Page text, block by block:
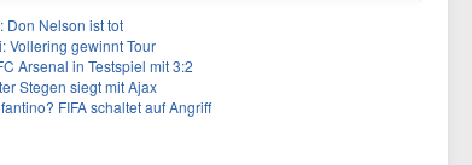
Don Nelson ist tot
Vollering gewinnt Tour
Arsenal in Testspiel mit 3:2
Stegen siegt mit Ajax
FIFA schaltet auf Angriff